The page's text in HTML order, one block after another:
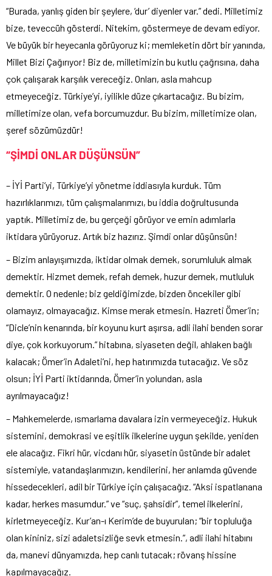
“Burada, yanlış giden bir şeylere, ‘dur’ diyenler var.” dedi. Milletimiz
bize, teveccüh gösterdi. Nitekim, göstermeye de devam ediyor.
Ve büyük bir heyecanla görüyoruz ki; memleketin dört bir yanında,
Millet Bizi Çağırıyor! Biz de, milletimizin bu kutlu çağrısına, daha
çok çalışarak karşılık vereceğiz. Onları, asla mahcup
etmeyeceğiz. Türkiye’yi, iyilikle düze çıkartacağız. Bu bizim,
milletimize olan, vefa borcumuzdur. Bu bizim, milletimize olan,
şeref sözümüzdür!
“ŞİMDİ ONLAR DÜŞÜNSÜN”
– İYİ Parti’yi, Türkiye’yi yönetme iddiasıyla kurduk. Tüm
hazırlıklarımızı, tüm çalışmalarımızı, bu iddia doğrultusunda
yaptık. Milletimiz de, bu gerçeği görüyor ve emin adımlarla
iktidara yürüyoruz. Artık biz hazırız. Şimdi onlar düşünsün!
– Bizim anlayışımızda, iktidar olmak demek, sorumluluk almak
demektir. Hizmet demek, refah demek, huzur demek, mutluluk
demektir. O nedenle; biz geldiğimizde, bizden öncekiler gibi
olamayız, olmayacağız. Kimse merak etmesin. Hazreti Ömer’in;
“Dicle’nin kenarında, bir koyunu kurt aşırsa, adli ilahi benden sorar
diye, çok korkuyorum.” hitabına, siyaseten değil, ahlaken bağlı
kalacak; Ömer’in Adaleti’ni, hep hatırımızda tutacağız. Ve söz
olsun; İYİ Parti iktidarında, Ömer’in yolundan, asla
ayrılmayacağız!
– Mahkemelerde, ısmarlama davalara izin vermeyeceğiz. Hukuk
sistemini, demokrasi ve eşitlik ilkelerine uygun şekilde, yeniden
ele alacağız. Fikri hür, vicdanı hür, siyasetin üstünde bir adalet
sistemiyle, vatandaşlarımızın, kendilerini, her anlamda güvende
hissedecekleri, adil bir Türkiye için çalışacağız. “Aksi ispatlanana
kadar, herkes masumdur.” ve “suç, şahsidir”, temel ilkelerini,
kirletmeyeceğiz. Kur’an-ı Kerim’de de buyurulan; “bir topluluğa
olan kininiz, sizi adaletsizliğe sevk etmesin.”, adli ilahi hitabını
da, manevi dünyamızda, hep canlı tutacak; rövanş hissine
kapılmayacağız.